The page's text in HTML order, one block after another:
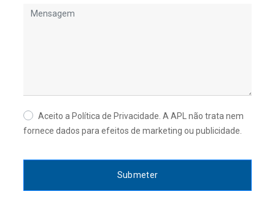
Obrigatório
Aceito a Política de Privacidade. A APL não trata nem
fornece dados para efeitos de marketing ou publicidade.
Submeter